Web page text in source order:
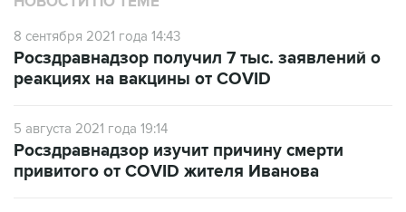
8 сентября 2021 года 14:43
Росздравнадзор получил 7 тыс. заявлений о
реакциях на вакцины от COVID
5 августа 2021 года 19:14
Росздравнадзор изучит причину смерти
привитого от COVID жителя Иванова